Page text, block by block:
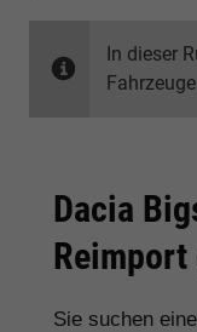
In dieser
Dacia
Sie suchen